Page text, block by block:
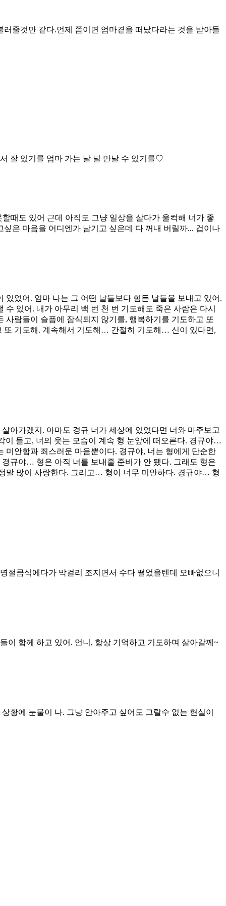
줄것만 같다.언제 쯤이면 엄마곁을 떠났다라는 것을 받아들
잘 있기를 엄마 가는 날 널 만날 수 있기를♡
때도 있어 근데 아직도 그냥 일상을 살다가 울컥해 너가 좋
은 마음을 어디엔가 남기고 싶은데 다 꺼내 버릴까... 겁이나
었어. 엄마 나는 그 어떤 날들보다 힘든 날들을 보내고 있어.
있어. 내가 아무리 백 번 천 번 기도해도 죽은 사람은 다시
람들이 슬픔에 잠식되지 않기를, 행복하기를 기도하고 또
또 기도해. 계속해서 기도해… 간절히 기도해… 신이 있다면,
아가겠지. 아마도 경규 너가 세상에 있었다면 너와 마주보고
이 들고, 너의 웃는 모습이 계속 형 눈앞에 떠오른다. 경규야…
미안함과 죄스러운 마음뿐이다. 경규야, 너는 형에게 단순한
규야… 형은 아직 너를 보내줄 준비가 안 됐다. 그래도 형은
말 많이 사랑한다. 그리고… 형이 너무 미안하다. 경규야… 형
절큼식에다가 막걸리 조지면서 수다 떨었을텐데 오빠없으니
이 함께 하고 있어. 언니, 항상 기억하고 기도하며 살아갈께~
황에 눈물이 나. 그냥 안아주고 싶어도 그랄수 없는 현실이